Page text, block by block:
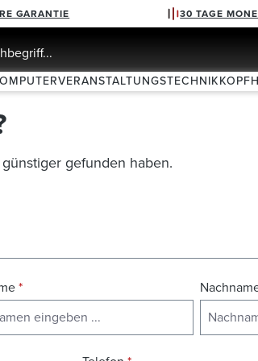
GARANTIE 30 TAGE
VERANSTALTUNGSTECHNIK
gefunden haben.
*